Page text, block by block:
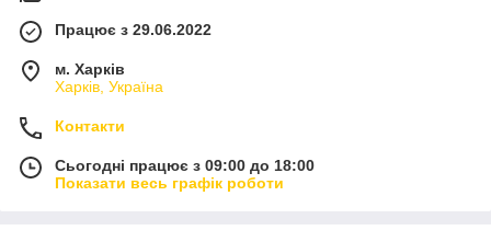
Працює з 29.06.2022
м. Харків
Харків, Україна
Контакти
Сьогодні працює з 09:00 до 18:00
Показати весь графік роботи